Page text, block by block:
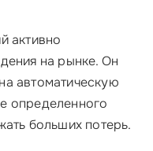
активно
на рынке. Он
автоматическую
определенного
больших потерь.